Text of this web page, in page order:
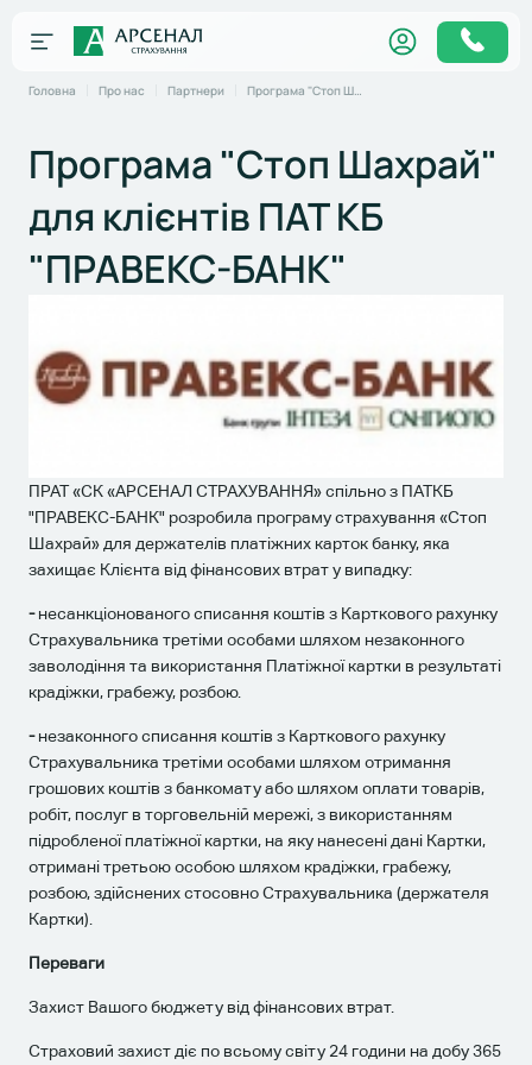
Головна Про нас Партнери Програма "Стоп Шахрай" для клієнтів ПАТ КБ "ПРАВЕКС-БАНК"
Програма "Стоп Шахрай"
для клієнтів ПАТ КБ
"ПРАВЕКС-БАНК"
ПРАТ «СК «АРСЕНАЛ СТРАХУВАННЯ» спільно з ПАТКБ
"ПРАВЕКС-БАНК" розробила програму страхування «Стоп
Шахрай» для держателів платіжних карток банку, яка
захищає Клієнта від фінансових втрат у випадку:
-несанкціонованого списання коштів з Карткового рахунку
Страхувальника третіми особами шляхом незаконного
заволодіння та використання Платіжної картки в результаті
крадіжки, грабежу, розбою.
-незаконного списання коштів з Карткового рахунку
Страхувальника третіми особами шляхом отримання
грошових коштів з банкомату або шляхом оплати товарів,
робіт, послуг в торговельній мережі, з використанням
підробленої платіжної картки, на яку нанесені дані Картки,
отримані третьою особою шляхом крадіжки, грабежу,
розбою, здійснених стосовно Страхувальника (держателя
Картки).
Переваги
Захист Вашого бюджету від фінансових втрат.
Страховий захист діє по всьому світу 24 години на добу 365